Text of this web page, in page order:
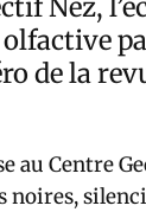
Nez,
de la
au Centre
noires,